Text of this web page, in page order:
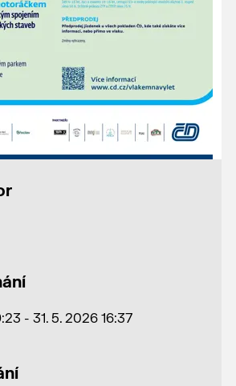
- 31. 5. 2026 16:37